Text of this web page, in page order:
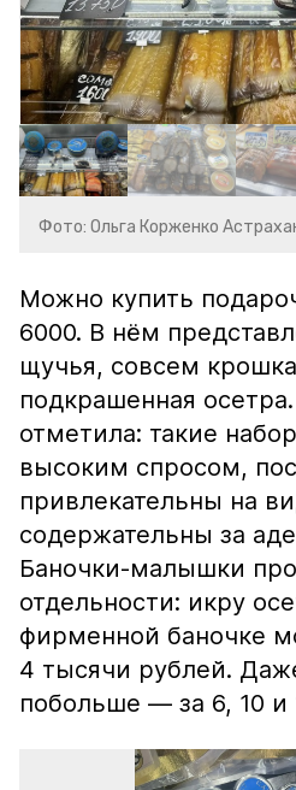
Фото: Ольга Корженко
Можно купить
6000. В нём
щучья, совсем
подкрашенная
отметила: такие
высоким спросом,
привлекательны на
содержательны за
Баночки-малышки
отдельности: икру
фирменной баночке
4 тысячи рублей.
побольше — за 6, 10 и